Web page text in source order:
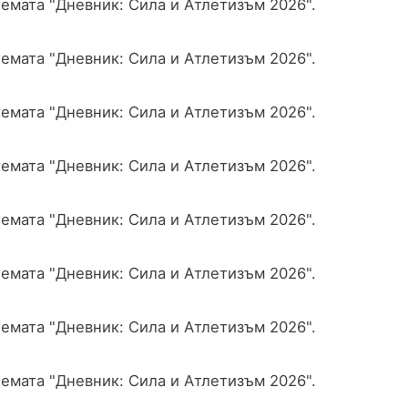
"Дневник: Сила и Атлетизъм 2026".
"Дневник: Сила и Атлетизъм 2026".
"Дневник: Сила и Атлетизъм 2026".
"Дневник: Сила и Атлетизъм 2026".
"Дневник: Сила и Атлетизъм 2026".
"Дневник: Сила и Атлетизъм 2026".
"Дневник: Сила и Атлетизъм 2026".
"Дневник: Сила и Атлетизъм 2026".